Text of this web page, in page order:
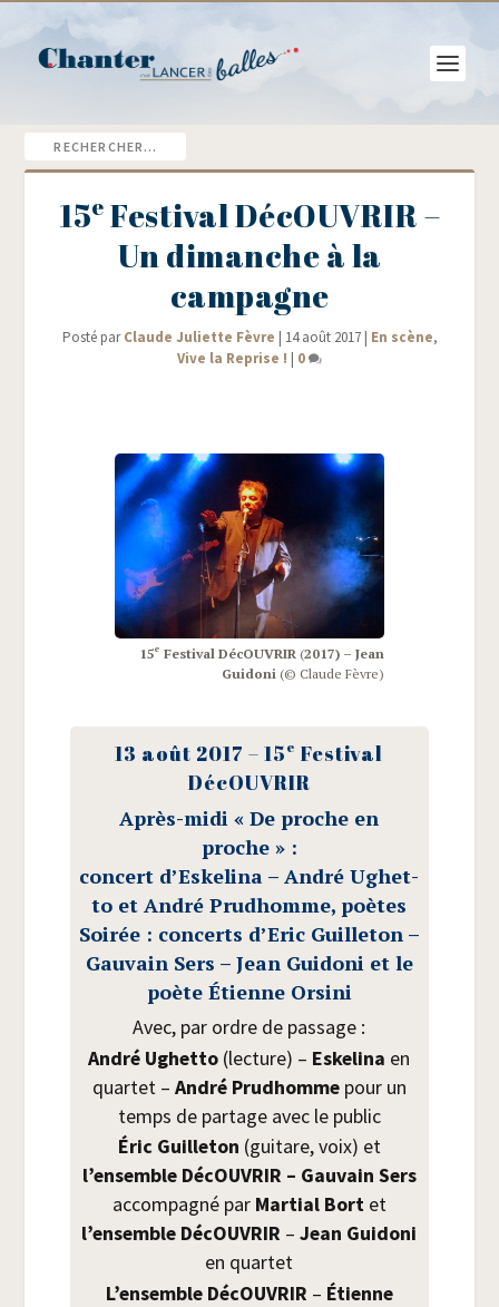
15e Festival DécOUVRIR –
Un dimanche à la
campagne
Posté parClaude Juliette Fèvre | 14 août 2017| En scène,
Vive la Reprise ! | 0
15e Fes­ti­val DécOU­VRIR(2017) – Jean
Gui­do­ni (© Claude Fèvre)
13 août 2017 – 15e Fes­ti­val
DécOUVRIR
Après-midi « De proche en
proche » :
concert d’Eskelina – André Ughet­
to et André Prud­homme, poètes
Soi­rée : concerts d’Eric Guille­ton –
Gau­vain Sers – Jean Gui­do­ni et le
poète Étienne Orsini
Avec, par ordre de passage :
André Ughet­to (lec­ture) – Eske­li­na en
quar­tet – André Prud­hommepour un
temps de par­tage avec le public
Éric Guille­ton (gui­tare, voix) et
l’ensemble DécOU­VRIR – Gau­vain Sers
accom­pa­gné parMar­tial Bort et
l’ensemble DécOU­VRIR – Jean Gui­do­ni
en quartet
L’ensemble DécOU­VRIR – Étienne